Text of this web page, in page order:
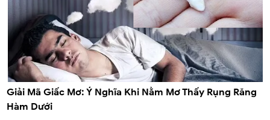
Giải Mã Giấc Mơ: Ý Nghĩa Khi Nằm Mơ Thấy Rụng Răng
Hàm Dưới